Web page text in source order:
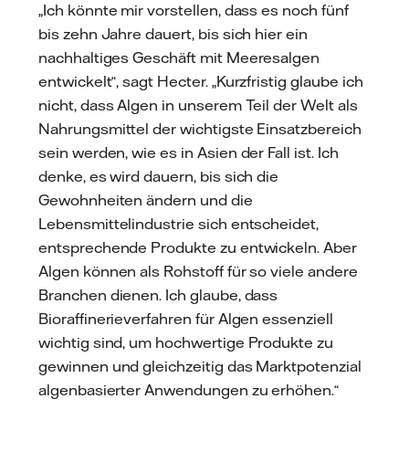
„Ich könnte mir vorstellen, dass es noch fünf
bis zehn Jahre dauert, bis sich hier ein
nachhaltiges Geschäft mit Meeresalgen
entwickelt“, sagt Hecter. „Kurzfristig glaube ich
nicht, dass Algen in unserem Teil der Welt als
Nahrungsmittel der wichtigste Einsatzbereich
sein werden, wie es in Asien der Fall ist. Ich
denke, es wird dauern, bis sich die
Gewohnheiten ändern und die
Lebensmittelindustrie sich entscheidet,
entsprechende Produkte zu entwickeln. Aber
Algen können als Rohstoff für so viele andere
Branchen dienen. Ich glaube, dass
Bioraffinerieverfahren für Algen essenziell
wichtig sind, um hochwertige Produkte zu
gewinnen und gleichzeitig das Marktpotenzial
algenbasierter Anwendungen zu erhöhen.“